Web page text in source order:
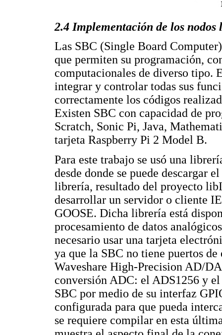
2.4 Implementación de los
Las SBC (Single Board
que permiten su programación,
computacionales de diverso tipo.
integrar y controlar todas sus
correctamente los códigos
Existen SBC con capacidad de
Scratch, Sonic Pi, Java,
tarjeta Raspberry Pi 2 Model B.
Para este trabajo se usó una
desde donde se puede descargar
librería, resultado del proyecto
desarrollar un servidor o cliente
GOOSE. Dicha librería está
procesamiento de datos
necesario usar una tarjeta
ya que la SBC no tiene puertos
Waveshare High-Precision AD/
conversión ADC: el ADS1256 y
SBC por medio de su interfaz
configurada para que pueda
se requiere compilar en esta